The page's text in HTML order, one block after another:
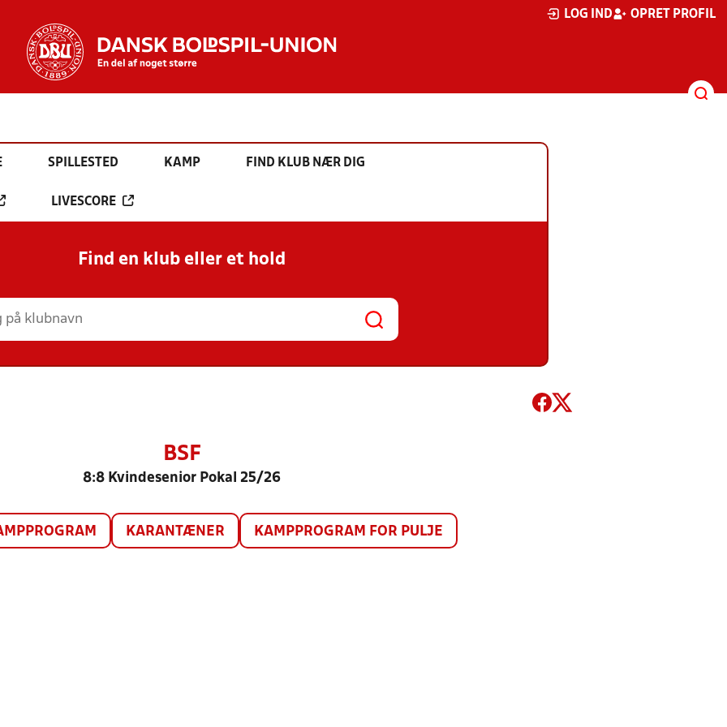
LOG IND OPRET PROFIL
SPILLESTED KAMP FIND KLUB NÆR DIG
LIVESCORE
Find en klub eller et hold
BSF
8:8 Kvindesenior Pokal 25/26
KARANTÆNER KAMPPROGRAM FOR PULJE